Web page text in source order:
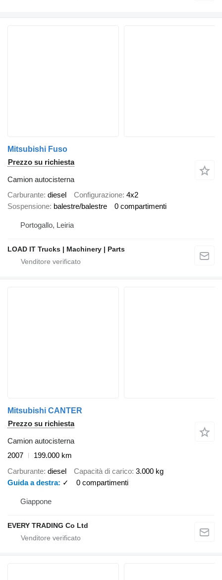
Mitsubishi Fuso
Prezzo su richiesta
Camion autocisterna
Carburante diesel Configurazione 4x2
Sospensione balestre/balestre 0 compartimenti
Portogallo, Leiria
LOAD IT Trucks | Machinery | Parts
Mitsubishi CANTER
Prezzo su richiesta
Camion autocisterna
2007
199.000 km
Carburante diesel Capacità di carico 3.000 kg
Guida a destra
✓ 0 compartimenti
Giappone
EVERY TRADING Co Ltd